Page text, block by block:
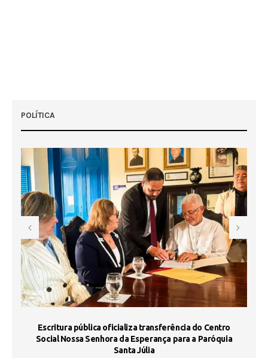
POLÍTICA
Escritura pública oficializa transferência do Centro
Social Nossa Senhora da Esperança para a Paróquia
Santa Júlia